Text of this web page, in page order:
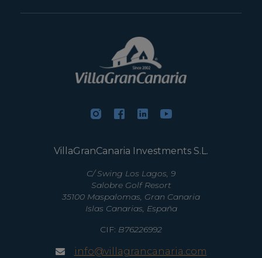
VillaGranCanaria Investments S.L.
C/ Swing Los Lagos, 9
Salobre Golf Resort
35100 Maspalomas, Gran Canaria
Islas Canarias, España
CIF: B76226992
info@villagrancanaria.com